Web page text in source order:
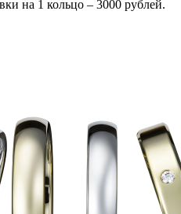
на 1 кольцо – 3000 рублей.